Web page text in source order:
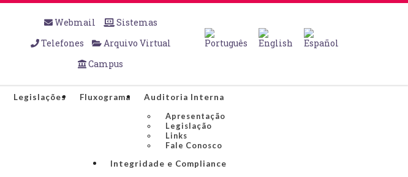
Webmail
Sistemas
Telefones
Arquivo Virtual
Campus
Legislações Fluxograma
Auditoria Interna
Apresentação
Legislação
Links
Fale Conosco
Integridade e Compliance